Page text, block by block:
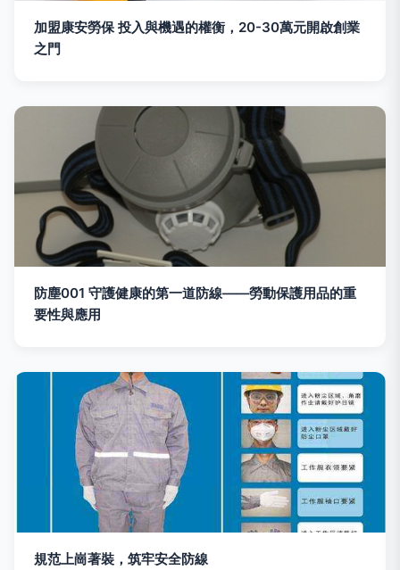
加盟康安勞保 投入與機遇的權衡，20-30萬元開啟創業
之門
防塵001 守護健康的第一道防線——勞動保護用品的重
要性與應用
規范上崗著裝，筑牢安全防線